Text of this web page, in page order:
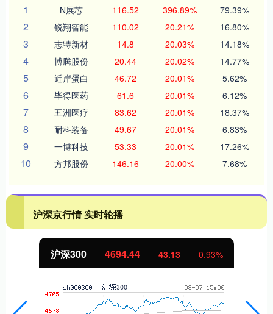
1
N展芯 116.52 396.89% 79.39%
2 锐翔智能 110.02 20.21% 16.80%
3 志特新材 14.8 20.03% 14.18%
4 博腾股份 20.44 20.02% 14.77%
5 近岸蛋白 46.72 20.01% 5.62%
6 毕得医药 61.6 20.01% 6.12%
7 五洲医疗 83.62 20.01% 18.37%
8 耐科装备 49.67 20.01% 6.83%
9 一博科技 53.33 20.01% 17.26%
10 方邦股份 146.16 20.00% 7.68%
沪深京行情 实时轮播
沪深300 4694.44 43.13 0.93%